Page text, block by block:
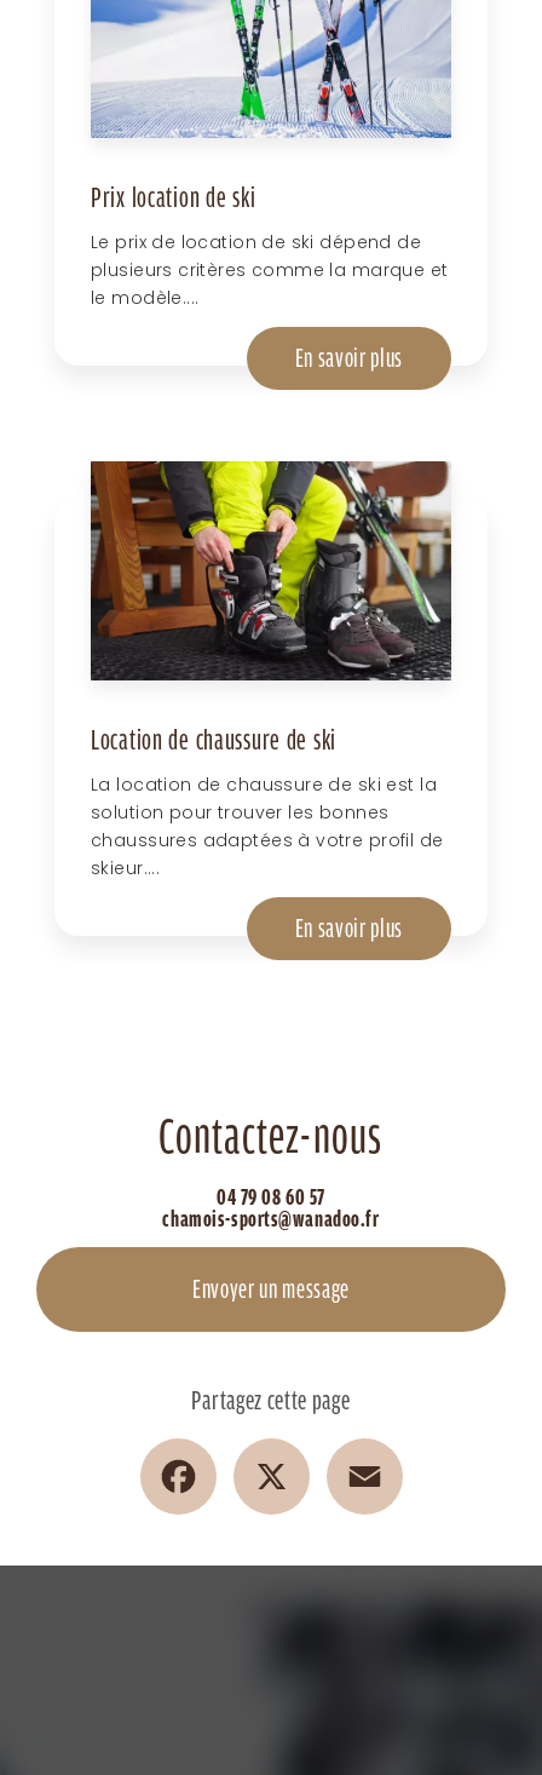
Prix location de ski
Le prix de location de ski dépend de
plusieurs critères comme la marque et
le modèle....
En savoir plus
Location de chaussure de ski
La location de chaussure de ski est la
solution pour trouver les bonnes
chaussures adaptées à votre profil de
skieur....
En savoir plus
Contactez-nous
04 79 08 60 57
chamois-sports@wanadoo.fr
Envoyer un message
Partagez cette page
Facebook